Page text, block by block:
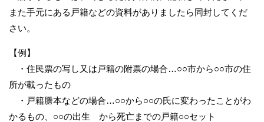
また手元にある戸籍などの資料がありましたら同封してくだ
さい。
【例】
・住民票の写し又は戸籍の附票の場合…○○市から○○市の住
所が載ったもの
・戸籍謄本などの場合…○○から○○の氏に変わったことがわ
かるもの、○○の出生 から死亡までの戸籍○○セット